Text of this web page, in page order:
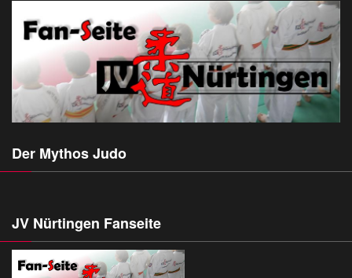
Der Mythos Judo
JV Nürtingen Fanseite